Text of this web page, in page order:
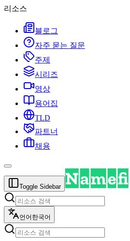
리소스
블로그
자주 묻는 질문
주제
시리즈
영상
용어집
TLD
파트너
채용
Toggle Sidebar
언어 한국어